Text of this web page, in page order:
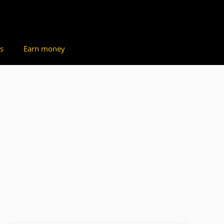
Earn money